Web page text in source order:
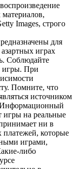
Images, строго
для
играх
Соблюдайте
игры. При
Помните, что
источником
Информационный
игры на реальные
ни в
платежей, которые
играми,
либо